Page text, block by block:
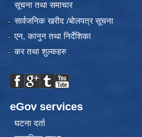
सूचना तथा समाचार
सार्वजनिक खरीद /बोलपत्र सूचना
एन, कानुन तथा निर्देशिका
कर तथा शुल्कहरु
eGov services
घटना दर्ता